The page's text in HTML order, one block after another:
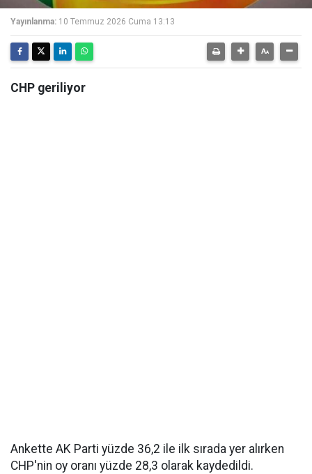
Yayınlanma: 10 Temmuz 2026 Cuma 13:13
CHP geriliyor
Ankette AK Parti yüzde 36,2 ile ilk sırada yer alırken
CHP'nin oy oranı yüzde 28,3 olarak kaydedildi.